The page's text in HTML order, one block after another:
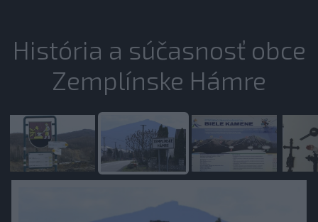
História a súčasnosť obce
Zemplínske Hámre